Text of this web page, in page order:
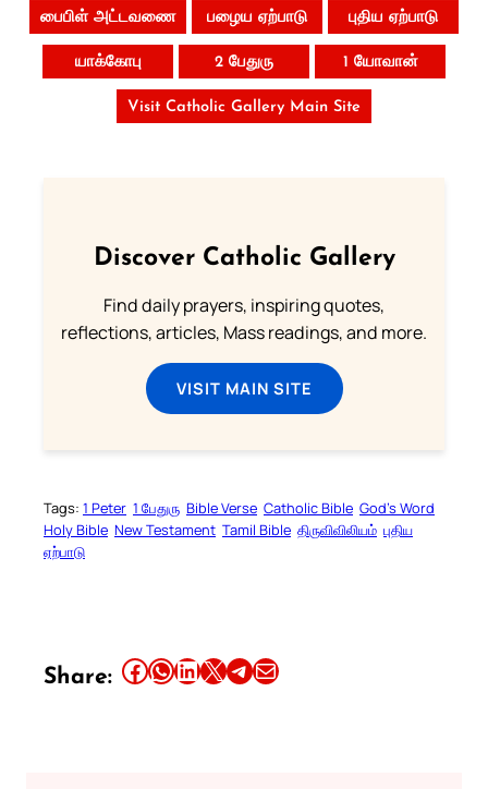
பைபிள் அட்டவணை பழைய ஏற்பாடு புதிய ஏற்பாடு
யாக்கோபு 2 பேதுரு 1 யோவான்
Visit Catholic Gallery Main Site
Discover Catholic Gallery
Find daily prayers, inspiring quotes,
reflections, articles, Mass readings, and more.
VISIT MAIN SITE
Tags: 1 Peter 1 பேதுரு Bible Verse Catholic Bible God’s Word
Holy Bible New Testament Tamil Bible திருவிவிலியம் புதிய
ஏற்பாடு
Share: Share this article on Facebook Share this article on WhatsApp Share this article on LinkedIn Share this article on X Share this article on TelegramEmail this Article